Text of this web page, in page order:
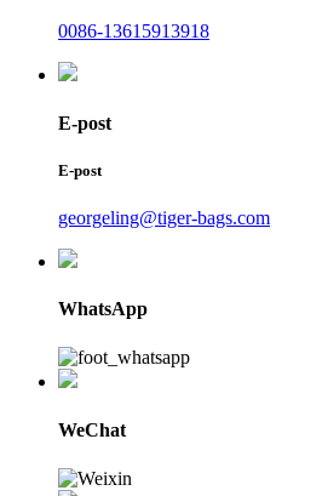
0086-13615913918
E-post
E-post
georgeling@tiger-bags.com
WhatsApp
WeChat